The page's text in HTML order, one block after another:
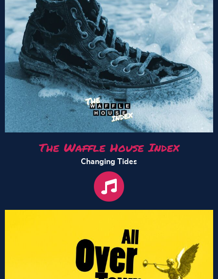
The Waffle House Index
Changing Tides